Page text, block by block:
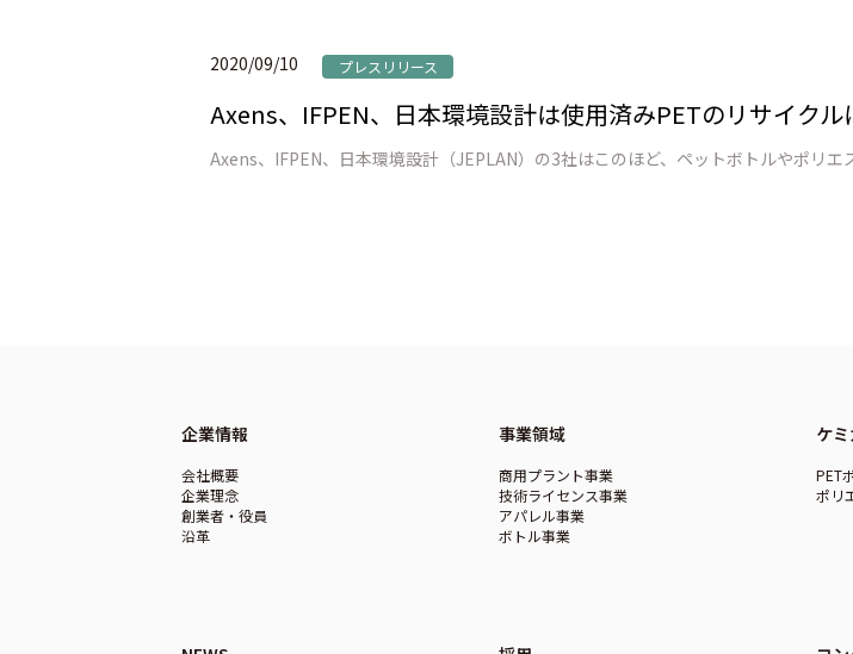
2020/09/10 プレスリリース
Axens、IFPEN、日本環境設計は使用済みPETのリサイク
企業情報
会社概要
企業理念
創業者・役員
沿革
事業領域
商用プラント事業
技術ライセンス事業
アパレル事業
ボトル事業
ケ
PET
ポリ